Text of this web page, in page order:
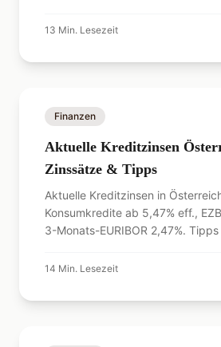
13 Min. Lesezeit
Finanzen
Aktuelle Kreditzinsen
Zinssätze & Tipps
Aktuelle Kreditzinsen in
Konsumkredite ab 5,47% eff.,
3-Monats-EURIBOR 2,47%.
14 Min. Lesezeit